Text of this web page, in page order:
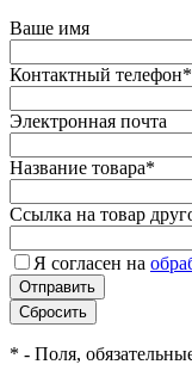
Ваше имя
Контактный телефон*
Электронная почта
Название товара*
Ссылка на товар
Я согласен на
* - Поля,